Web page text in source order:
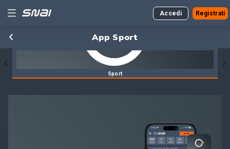
Accedi Registrati
App Sport
Sport